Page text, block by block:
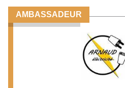
AMBASSADEUR